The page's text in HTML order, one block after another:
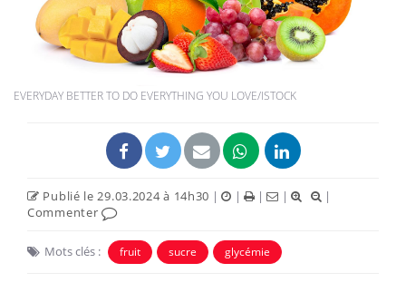
EVERYDAY BETTER TO DO EVERYTHING YOU LOVE/ISTOCK
Publié le 29.03.2024 à 14h30 | | | |
|
Commenter
Mots clés : fruit sucre glycémie